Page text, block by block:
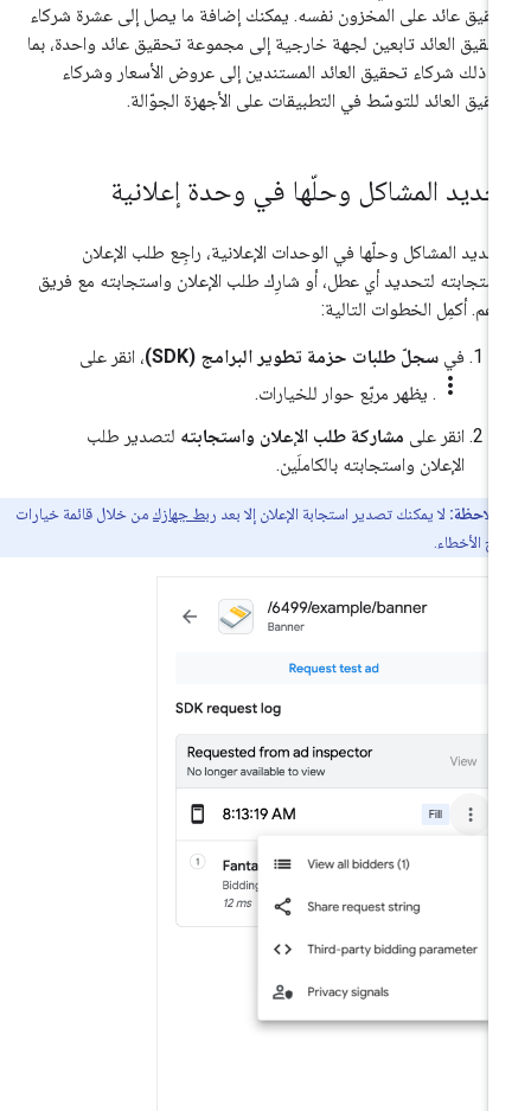
عائد على المخزون نفسه. يمكنك إضافة ما يصل إلى عشرة شركاء
العائد تابعين لجهة خارجية إلى مجموعة تحقيق عائد واحدة، بما
ذلك شركاء تحقيق العائد المستندين إلى عروض الأسعار وشركاء
العائد للتوسّط في التطبيقات على الأجهزة الجوّالة.
المشاكل وحلّها في وحدة إعلانية
المشاكل وحلّها في الوحدات الإعلانية، راجِع طلب الإعلان
لتحديد أي عطل، أو شارِك طلب الإعلان واستجابته مع فريق
أكمِل الخطوات التالية:
في سجلّ طلبات حزمة تطوير البرامج (SDK) ، انقر على
. يظهر مربّع حوار للخيارات.
انقر علىمشاركة طلب الإعلان واستجابتهلتصدير طلب
الإعلان واستجابته بالكاملَين.
ملاحظة:لا يمكنك تصدير استجابة الإعلان إلا بعدربط جهازكمن خلال قائمة خيارات
الأخطاء.